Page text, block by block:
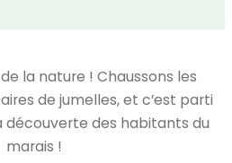
la nature ! Chaussons les
de jumelles, et c’est parti
découverte des habitants du
marais !